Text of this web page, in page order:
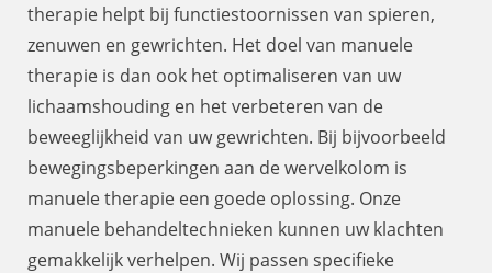
therapie helpt bij functiestoornissen van spieren,
zenuwen en gewrichten. Het doel van manuele
therapie is dan ook het optimaliseren van uw
lichaamshouding en het verbeteren van de
beweeglijkheid van uw gewrichten. Bij bijvoorbeeld
bewegingsbeperkingen aan de wervelkolom is
manuele therapie een goede oplossing. Onze
manuele behandeltechnieken kunnen uw klachten
gemakkelijk verhelpen. Wij passen specifieke